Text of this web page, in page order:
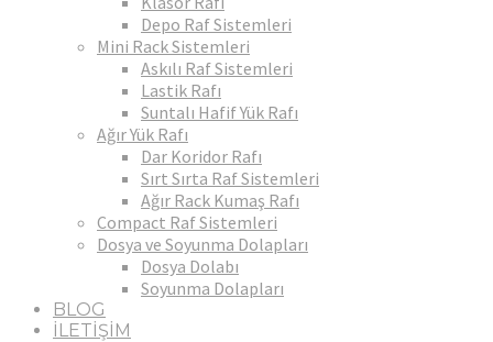
Depo Raf Sistemleri
Mini Rack Sistemleri
Askılı Raf Sistemleri
Lastik Rafı
Suntalı Hafif Yük Rafı
Ağır Yük Rafı
Dar Koridor Rafı
Sırt Sırta Raf Sistemleri
Ağır Rack Kumaş Rafı
Compact Raf Sistemleri
Dosya ve Soyunma Dolapları
Dosya Dolabı
Soyunma Dolapları
BLOG
İLETİŞİM